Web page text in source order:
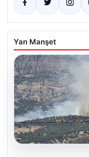
Yan Manşet